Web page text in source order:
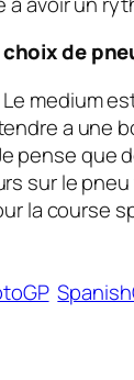
de
medium
a une
pense que
sur le
la course